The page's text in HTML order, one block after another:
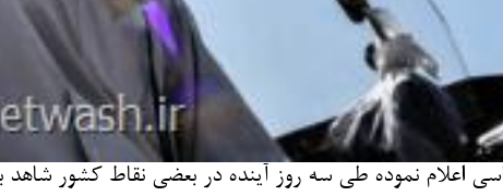
اعلام نموده طی سه روز آینده در بعضی نقاط كشور شاهد